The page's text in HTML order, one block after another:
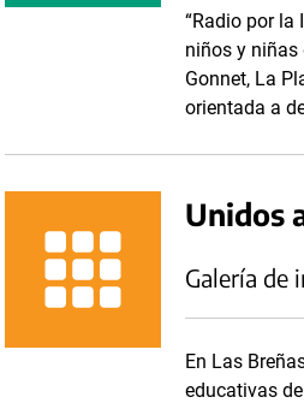
“Radio por la
niños y niñas
Gonnet, La
orientada a
Unidos
Galería de
En Las
educativas